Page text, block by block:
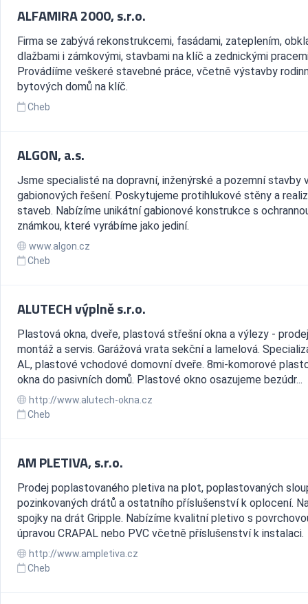
ALFAMIRA 2000, s.r.o.
Firma se zabývá rekonstrukcemi, fasádami, zateplením,
dlažbami i zámkovými, stavbami na klíč a zednickými
Provádííme veškeré stavebné práce, včetně výstavby
bytových domů na klíč.
Cheb
ALGON, a.s.
Jsme specialisté na dopravní, inženýrské a pozemní stavby
gabionových řešení. Poskytujeme protihlukové stěny a
staveb. Nabízíme unikátní gabionové konstrukce s
známkou, které vyrábíme jako jediní.
www.algon.cz
Cheb
ALUTECH výplně s.r.o.
Plastová okna, dveře, plastová střešní okna a výlezy -
montáž a servis. Garážová vrata sekční a lamelová.
AL, plastové vchodové domovní dveře. 8mi-komorové
okna do pasivních domů. Plastové okno osazujeme bezúdr...
http://www.alutech-okna.cz
Cheb
AM PLETIVA, s.r.o.
Prodej poplastovaného pletiva na plot, poplastovaných
pozinkovaných drátů a ostatního příslušenství k oplocení.
spojky na drát Gripple. Nabízíme kvalitní pletivo s
úpravou CRAPAL nebo PVC včetně příslušenství k instalaci.
http://www.ampletiva.cz
Cheb